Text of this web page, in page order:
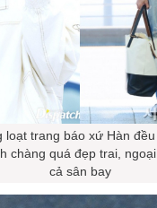
loạt trang báo xứ Hàn
chàng quá đẹp trai,
cả sân bay